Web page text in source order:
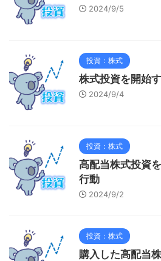
2024/9/5
投資：株式
株式投資を開始
2024/9/4
投資：株式
高配当株式投資
行動
2024/9/2
投資：株式
購入した高配当